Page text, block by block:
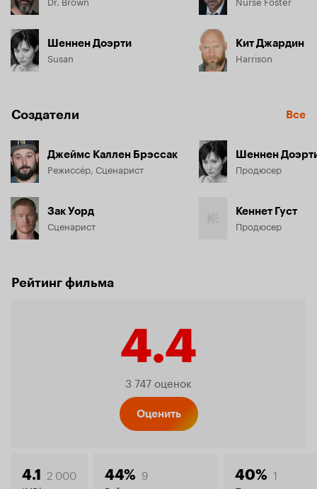
Шеннен Доэрти
Susan
Кит Джардин
Harrison
Создатели Все
Джеймс Каллен Брэссак
Режиссёр, Сценарист
Зак Уорд
Сценарист
Шеннен
Продюсер
Кеннет Густ
Продюсер
Рейтинг фильма
4.4
Рейтинг
3 747 оценок
Оценить
4.1 2 000 44% 9 40% 1